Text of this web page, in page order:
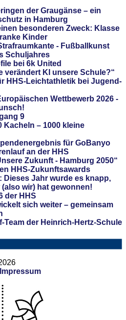
der Graugänse – ein
in Hamburg
besonderen Zweck: Klasse
Kinder
- Fußballkunst
Schuljahres
bei 6k United
verändert KI unsere Schule?“
HHS-Leichtathletik bei Jugend-
Wettbewerb 2026 -
9
Kacheln – 1000 kleine
für GoBanyo
an der HHS
Zukunft - Hamburg 2050“
HHS-Zukunftsawards
Dieses Jahr wurde es knapp,
wir) hat gewonnen!
der HHS
sich weiter – gemeinsam
Team der Heinrich-Hertz-Schule
Impressum